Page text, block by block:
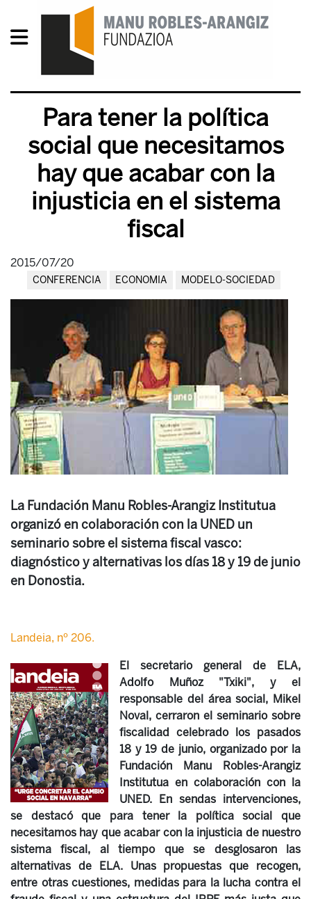
Para tener la política
social que necesitamos
hay que acabar con la
injusticia en el sistema
fiscal
2015/07/20
CONFERENCIA ECONOMIA MODELO-SOCIEDAD
La Fundación Manu Robles-Arangiz Institutua
organizó en colaboración con la UNED un
seminario sobre el sistema fiscal vasco:
diagnóstico y alternativas los días 18 y 19 de junio
en Donostia.
Landeia, nº 206.
El secretario general de ELA,
Adolfo Muñoz "Txiki", y el
responsable del área social, Mikel
Noval, cerraron el seminario sobre
fiscalidad celebrado los pasados
18 y 19 de junio, organizado por la
Fundación Manu Robles-Arangiz
Institutua en colaboración con la
UNED. En sendas intervenciones,
se destacó que para tener la política social que
necesitamos hay que acabar con la injusticia de nuestro
sistema fiscal, al tiempo que se desglosaron las
alternativas de ELA. Unas propuestas que recogen,
entre otras cuestiones, medidas para la lucha contra el